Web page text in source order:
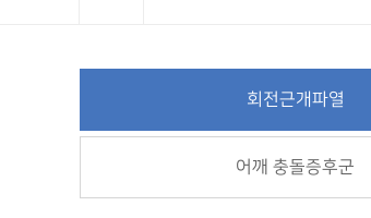
회전근개파열
어깨 충돌증후군